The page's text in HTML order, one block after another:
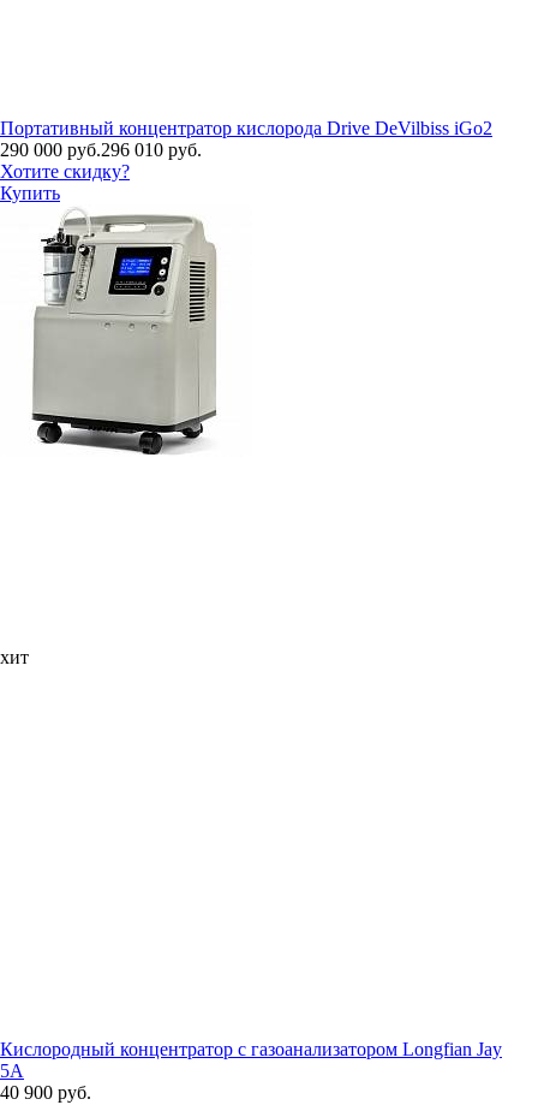
Портативный концентратор кислорода Drive DeVilbiss iGo2
290 000 руб.296 010 руб.
Хотите скидку?
Купить
хит
Кислородный концентратор с газоанализатором Longfian Jay
5A
40 900 руб.